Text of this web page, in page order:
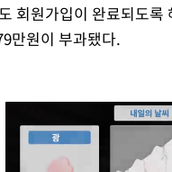
회원가입이 완료되도
만원이 부과됐다.